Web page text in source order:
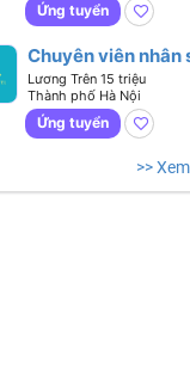
Ứng tuyển
Chuyên viên nhân
tổng hợp (Tiếng
Anh giao tiếp)
Lương Trên 15 triệu
Thành phố Hà Nội
Ứng tuyển
>>